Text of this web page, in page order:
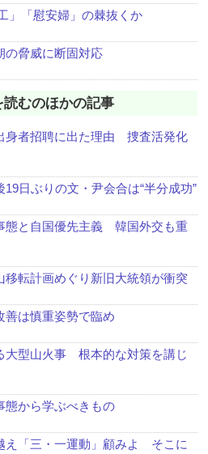
」「慰安婦」の棘抜くか
の脅威に断固対応
むのほかの記事
身者招聘に出た理由 捜査活発化
19日ぶりの文・尹会合は“半分成功”
態と自国優先主義 韓国外交も重
移転計画めぐり新旧大統領が衝突
善は慎重姿勢で臨め
大型山火事 根本的な対策を講じ
態から学ぶべきもの
え「三・一運動」顧みよ そこに